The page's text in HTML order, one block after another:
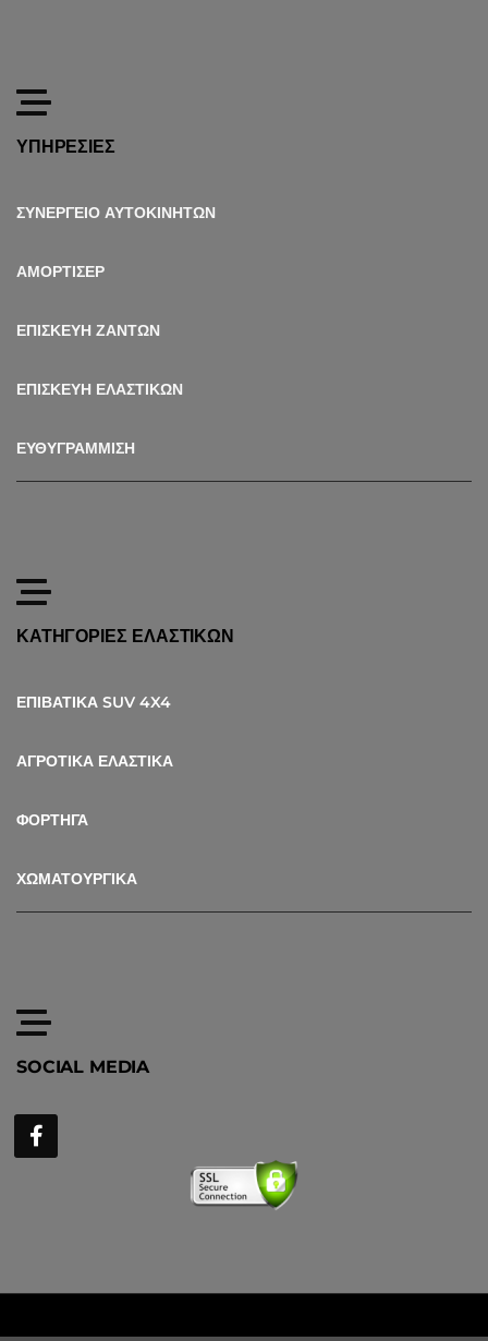
ΥΠΗΡΕΣΙΕΣ
ΣΥΝΕΡΓΕΙΟ ΑΥΤΟΚΙΝΗΤΩΝ
ΑΜΟΡΤΙΣΕΡ
ΕΠΙΣΚΕΥΗ ΖΑΝΤΩΝ
ΕΠΙΣΚΕΥΗ ΕΛΑΣΤΙΚΩΝ
ΕΥΘΥΓΡΑΜΜΙΣΗ
ΚΑΤΗΓΟΡΙΕΣ ΕΛΑΣΤΙΚΩΝ
ΕΠΙΒΑΤΙΚΑ SUV 4X4
ΑΓΡΟΤΙΚΑ ΕΛΑΣΤΙΚΑ
ΦΟΡΤΗΓΑ
ΧΩΜΑΤΟΥΡΓΙΚΑ
SOCIAL MEDIA